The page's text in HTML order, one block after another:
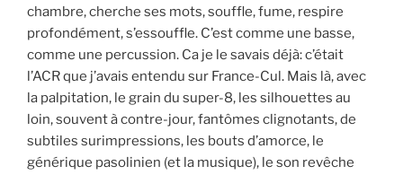
chambre, cherche ses mots, souffle, fume, respire
profondément, s’essouffle. C’est comme une basse,
comme une percussion. Ca je le savais déjà: c’était
l’ACR que j’avais entendu sur France-Cul. Mais là, avec
la palpitation, le grain du super-8, les silhouettes au
loin, souvent à contre-jour, fantômes clignotants, de
subtiles surimpressions, les bouts d’amorce, le
générique pasolinien (et la musique), le son revêche